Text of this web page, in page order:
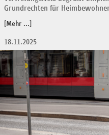
Grundrechten für
[Mehr ...]
18.11.2025